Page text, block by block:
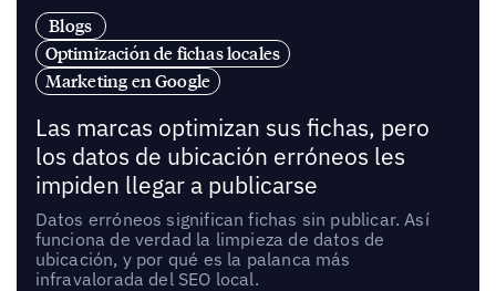
Blogs
Optimización de fichas locales
Marketing en Google
Las marcas optimizan sus fichas, pero
los datos de ubicación erróneos les
impiden llegar a publicarse
Datos erróneos significan fichas sin publicar. Así
funciona de verdad la limpieza de datos de
ubicación, y por qué es la palanca más
infravalorada del SEO local.